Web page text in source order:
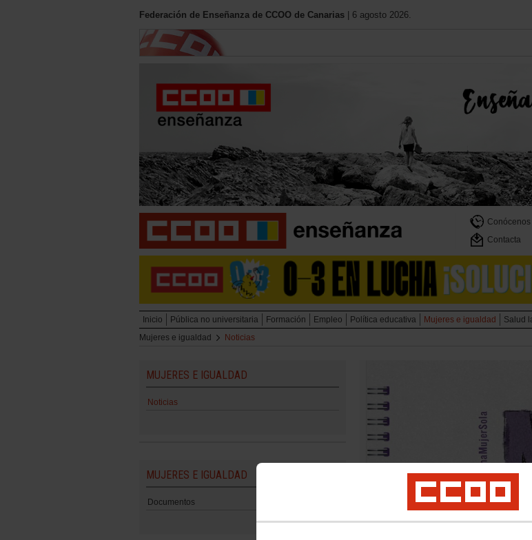
Federación de Enseñanza de CCOO de Canarias | 6 agosto 2026.
Conócenos
Contacta
Inicio Pública no universitaria Formación Empleo Política educativa Mujeres e igualdad Salud
Mujeres e igualdad
Noticias
MUJERES E IGUALDAD
Noticias
MUJERES E IGUALDAD
Documentos